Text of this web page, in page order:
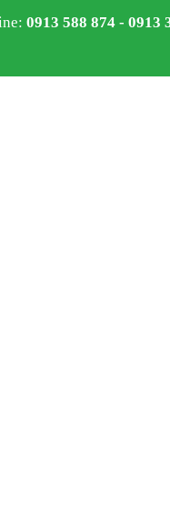
0913 588 874 - 0913